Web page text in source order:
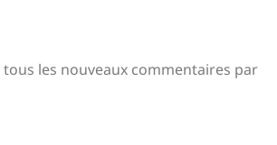
tous les nouveaux commentaires par